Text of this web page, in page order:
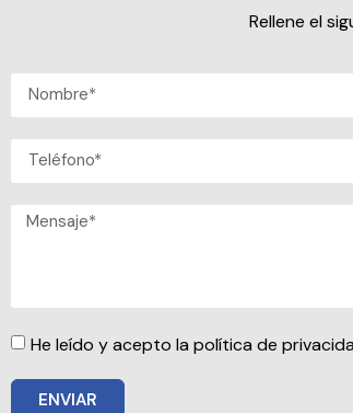
Rellene el
He leído y acepto la política de
ENVIAR